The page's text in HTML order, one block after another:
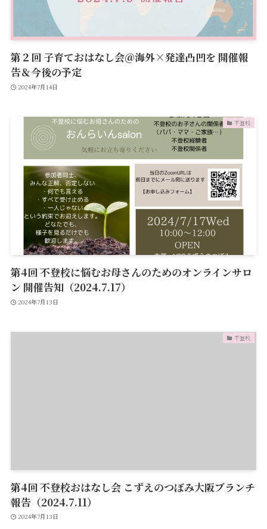
第２回 子育ておはなし会＠海外×発達凸凹を 開催報
告＆今後の予定
2024年7月14日
不登校
第4回 不登校に悩むお母さんのためのオンラインサロ
ン 開催告知（2024.7.17）
2024年7月13日
不登校
第4回 不登校おはなし会 こずえのつぼみ大阪ブランチ
報告（2024.7.11）
2024年7月13日